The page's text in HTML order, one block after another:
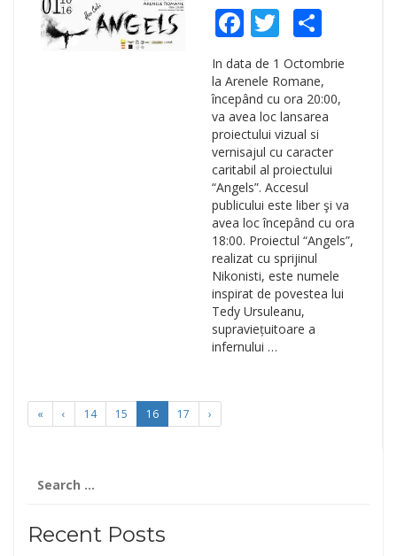
Facebook
TwitterShare
In data de 1 Octombrie
la Arenele Romane,
începând cu ora 20:00,
va avea loc lansarea
proiectului vizual si
vernisajul cu caracter
caritabil al proiectului
“Angels”. Accesul
publicului este liber şi va
avea loc începând cu ora
18:00. Proiectul “Angels”,
realizat cu sprijinul
Nikonisti, este numele
inspirat de povestea lui
Tedy Ursuleanu,
supraviețuitoare a
infernului …
« ‹ 14 15 16 17 ›
for:
Recent Posts